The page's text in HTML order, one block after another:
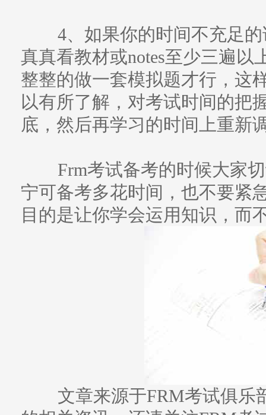
4、如果你的时间不充足
真真看教材或notes至少三遍
整整的做一套模拟题才行，这
以有所了解，对考试时间的把
底，然后再学习的时间上重新
Frm考试备考的时候大家
宁可备考多花时间，也不要紧
目的是让你学会运用知识，而
文章来源于FRM考试俱乐